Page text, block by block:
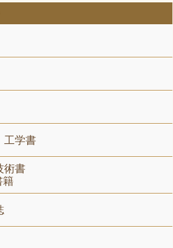
工学書
術書
籍